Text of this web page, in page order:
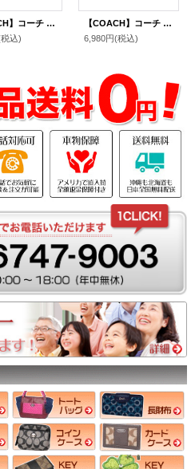
【COACH】コーチ ゴールドプレーテッドブラス パヴェ シグネチャー ヒンジド バングル ブレスレット シルバー【訳あり】〔日本未発売〕
込)
【COACH】コーチ コーティングキャンバス スムースレザー シグネチャー キーリング付き ミニ スキニー IDケース コインケース ブラウン×ブラック（日本未発売）
6,980円(税込)